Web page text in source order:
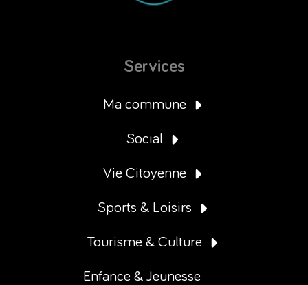
Services
Ma commune
Social
Vie Citoyenne
Sports & Loisirs
Tourisme & Culture
Enfance & Jeunesse